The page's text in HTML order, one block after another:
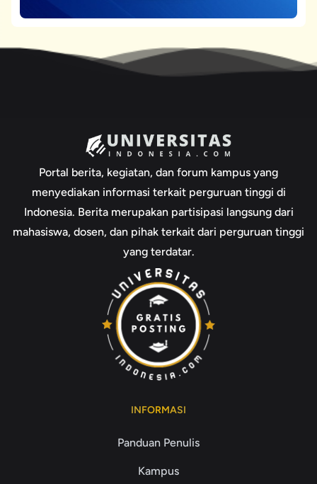
Portal berita, kegiatan, dan forum kampus yang
menyediakan informasi terkait perguruan tinggi di
Indonesia. Berita merupakan partisipasi langsung dari
mahasiswa, dosen, dan pihak terkait dari perguruan tinggi
yang terdatar.
INFORMASI
Panduan Penulis
Kampus